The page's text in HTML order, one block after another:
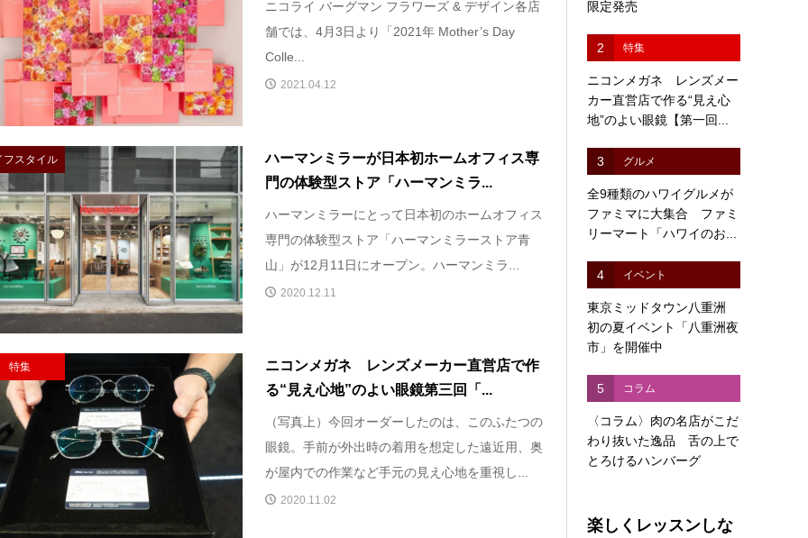
ニコライ バーグマン フラワーズ & デザイン各店
舗では、4月3日より「2021年 Mother’s Day
Colle...
2021.04.12
フスタイル
ハーマンミラーが日本初ホームオフィス専
門の体験型ストア「ハーマンミラ...
ハーマンミラーにとって日本初のホームオフィス
専門の体験型ストア「ハーマンミラーストア青
山」が12月11日にオープン。ハーマンミラ...
2020.12.11
特集
ニコンメガネ レンズメーカー直営店で作
る“見え心地”のよい眼鏡第三回「...
（写真上）今回オーダーしたのは、このふたつの
眼鏡。手前が外出時の着用を想定した遠近用、奥
が屋内での作業など手元の見え心地を重視し...
2020.11.02
限定発売
2 特集
ニコンメガネ レンズメー
カー直営店で作る“見え心
地”のよい眼鏡【第一回...
3 グルメ
全9種類のハワイグルメが
ファミマに大集合 ファミ
リーマート「ハワイのお...
4 イベント
東京ミッドタウン八重洲
初の夏イベント「八重洲夜
市」を開催中
5 コラム
〈コラム〉肉の名店がこだ
わり抜いた逸品 舌の上で
とろけるハンバーグ
楽しくレッスンしな